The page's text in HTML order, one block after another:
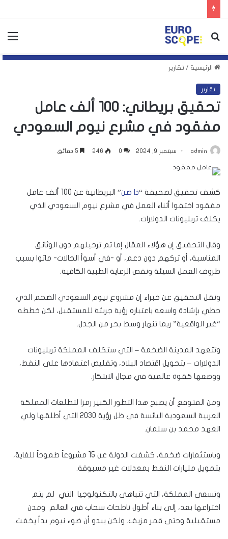
بحث
الرئيسية / تقارير
تقارير
تحقيق بريطاني: 100 ألف عامل
مفقود في مشرع نيوم السعودي
admin سبتمبر 9, 2024 0
246
كشف تحقيق لصحيفة “ذا صن
” البريطانية عن 100 ألف عامل
مفقود اختفوا أثناء العمل في مشرع نيوم السعودي الذي
يكلف تريليونات الدولارات.
وقال التحقيق إن هؤلاء العمّال إما تم ترحيلهم دون الوثائق
المناسبة، أو تركهم دون دعم، أو -في أسوأ الحالات- ماتوا بسبب
ظروف العمل السيئة ونقص الرعاية الطبية الكافية.
ونقل التحقيق عن خبراء إن مشروع نيوم السعودي الضخم الذي
حظي بإشادة واسعة باعتباره رؤية جريئة للمستقبل، لكن خططه
“غير الواقعية” ربما تنهار وسط بحر من الجدل.
وتتعهد المدينة الضخمة – التي ستكلف المملكة تريليونات
الدولارات – بتحويل اقتصاد البلاد، وتقليص اعتمادها على النفط،
ووضعها كقوة عالمية في مجال الابتكار.
ومن المتوقع أن يصبح هذا التطور الكبير رمزا لتطلعات المملكة
العربية السعودية اليائسة في ظل رؤية 2030 التي أطلقها ولي
العهد محمد بن سلمان.
وباستثمارات ضخمة، كشفت الدولة عن 15 مشروعاً طموحاً للغاية،
بتمويل مليارات النفط بمعدلات غير مسبوقة.
وتسعى المملكة، التي تتباهى بالتكنولوجيا التي لم يتم
اختراعها بعد، إلى بناء أطول ناطحات سحاب في العالم ومدن
مستقبلية وحتى قمر مزيف. ولكن يبدو أن ضوء نيوم بدأ يخفت.